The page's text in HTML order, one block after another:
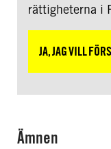
rättigheterna i
JA, JAG VILL
Ämnen